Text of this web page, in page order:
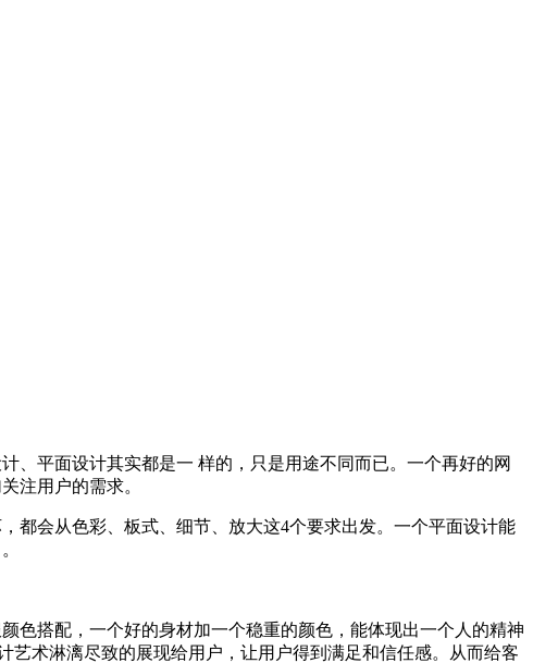
、平面设计其实都是一 样的，只是用途不同而已。一个再好的网
注用户的需求。
都会从色彩、板式、细节、放大这4个要求出发。一个平面设计能
色搭配，一个好的身材加一个稳重的颜色，能体现出一个人的精神
术淋漓尽致的展现给用户，让用户得到满足和信任感。从而给客